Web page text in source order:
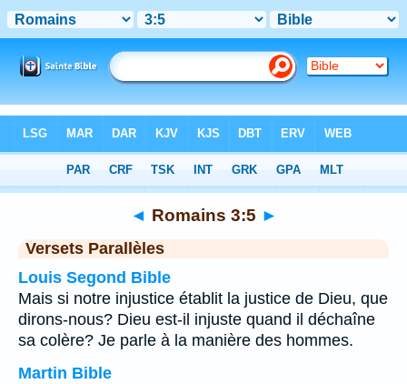
Chapitre 3 > Verset 5
◄ Romains 3:5 ►
Versets Parallèles
Louis Segond Bible
Mais si notre injustice établit la justice de Dieu, que
dirons-nous? Dieu est-il injuste quand il déchaîne
sa colère? Je parle à la manière des hommes.
Martin Bible